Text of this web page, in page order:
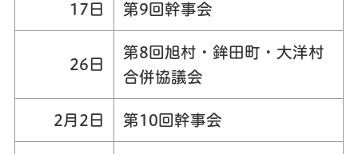
17日 第9回幹事会
26日
第8回旭村・鉾田町・大洋村
合併協議会
2月2日 第10回幹事会